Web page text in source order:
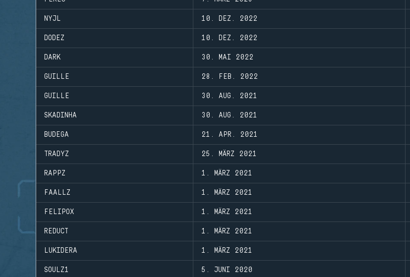
NYJL 10. DEZ. 2022
DODEZ 10. DEZ. 2022
DARK 30. MAI 2022
GUILLE 28. FEB. 2022
GUILLE 30. AUG. 2021
SKADINHA 30. AUG. 2021
BUDEGA 21. APR. 2021
TRADYZ 25. MÄRZ 2021
RAPPZ 1. MÄRZ 2021
FAALLZ 1. MÄRZ 2021
FELIPOX 1. MÄRZ 2021
REDUCT 1. MÄRZ 2021
LUKIDERA 1. MÄRZ 2021
SOULZ1 5. JUNI 2020